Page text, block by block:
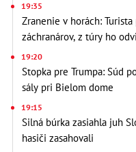
19:35
Zranenie v horách:
záchranárov, z túry ho
19:20
Stopka pre Trumpa: Súd
sály pri Bielom dome
19:15
Silná búrka zasiahla juh
hasiči zasahovali